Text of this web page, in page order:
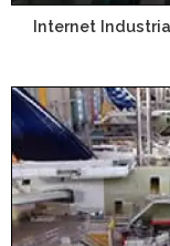
Internet